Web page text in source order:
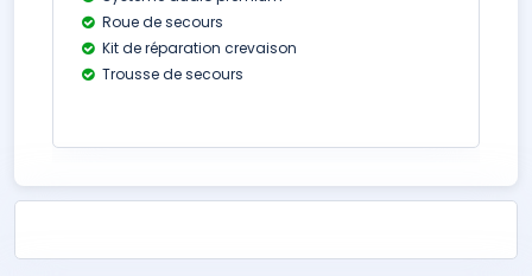
Roue de secours
Kit de réparation crevaison
Trousse de secours